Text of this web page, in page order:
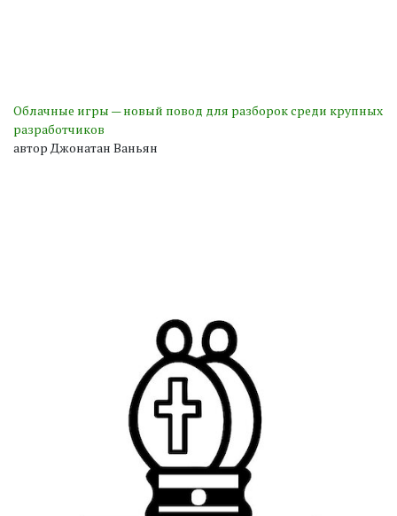
Облачные игры — новый повод для разборок среди крупных
разработчиков
автор Джонатан Ваньян